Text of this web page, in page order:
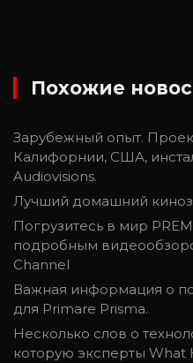
Похожие
Зарубежный опыт.
Калифорнии, США,
Audiovisions.
Лучший домашний
Погрузитесь в мир
подробным
Channel
Важная информация о
для Primare Prisma.
Несколько слов о
которую эксперты What